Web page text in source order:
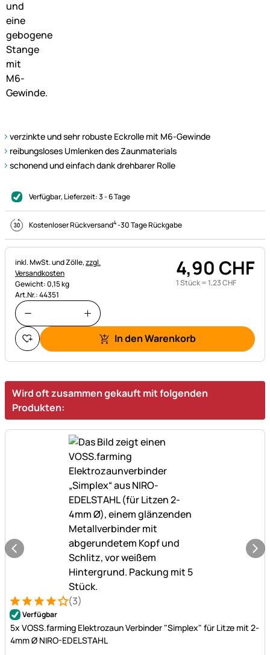
verzinkte und sehr robuste Eckrolle mit M6-Gewinde
reibungsloses Umlenken des Zaunmaterials
schonend und einfach dank drehbarer Rolle
Verfügbar, Lieferzeit:3 - 6 Tage
Kostenloser Rückversand4-30 Tage Rückgabe
Steuerhinweis:
inkl. MwSt. und Zölle,zzgl.
Versandkosten
Gewicht: 0,15 kg
Art.Nr.: 44351
4,90 CHF
1 Stück =1,23CHF
In den Warenkorb
Wird oft zusammen gekauft mit folgenden
Produkten:
Bewertung: 4 von 5 (3 Bewertungen)
3 Bewertungen
(3)
Verfügbar
5x VOSS.farming Elektrozaun Verbinder "Simplex" für Litze mit 2-
4mm Ø NIRO-EDELSTAHL